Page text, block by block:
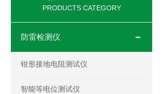
PRODUCTS CATEGORY
防雷检测仪
钳形接地电阻测试仪
智能等电位测试仪